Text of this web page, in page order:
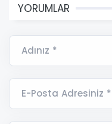
YORUMLAR
Adınız *
E-Posta Adresiniz *